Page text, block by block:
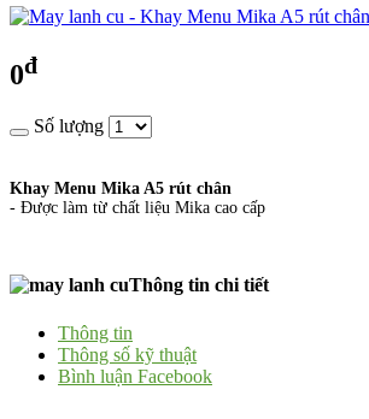
0đ
Số lượng
Khay Menu Mika A5 rút chân
- Được làm từ chất liệu Mika cao cấp
Thông tin chi tiết
Thông tin
Thông số kỹ thuật
Bình luận Facebook